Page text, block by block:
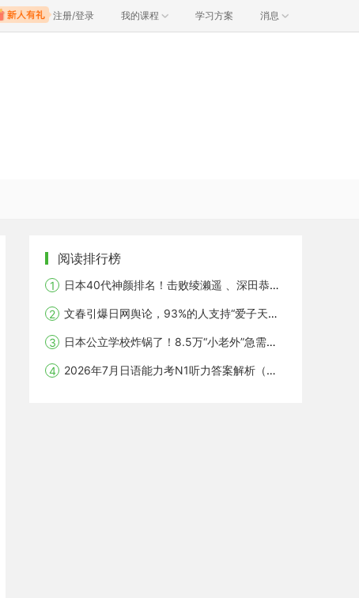
注册/登录 我的课程 学习方案 消息
阅读排行榜
日本40代神颜排名！击败绫濑遥 、深田恭子，第一居然是她？
文春引爆日网舆论，93%的人支持“爱子天皇”，日本历史将改写？
日本公立学校炸锅了！8.5万“小老外”急需日语救命，你家中招了吗
2026年7月日语能力考N1听力答案解析（沪江网校）